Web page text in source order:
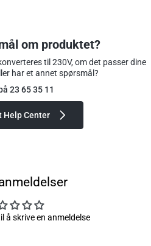
om produktet?
til 230V, om det passer dine
har et annet spørsmål?
23 65 35 11
Help Center
å skrive en anmeldelse